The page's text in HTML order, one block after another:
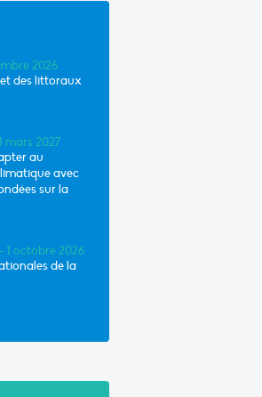
2026
des littoraux
mars 2027
au
avec
sur la
1 octobre 2026
de la